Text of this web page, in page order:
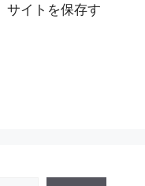
サイトを保存す